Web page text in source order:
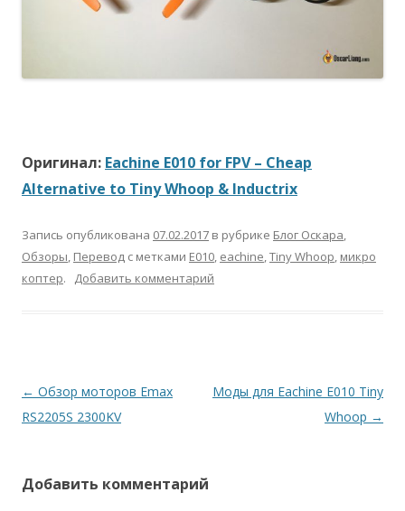
Оригинал: Eachine E010 for FPV – Cheap
Alternative to Tiny Whoop & Inductrix
Запись опубликована 07.02.2017 в рубрике Блог Оскара,
Обзоры, Перевод с метками E010, eachine,Tiny Whoop, микро
коптер. Добавить комментарий
Навигация
по
← Обзор моторов Emax
RS2205S 2300KV
Моды для Eachine E010 Tiny
Whoop →
Добавить комментарий